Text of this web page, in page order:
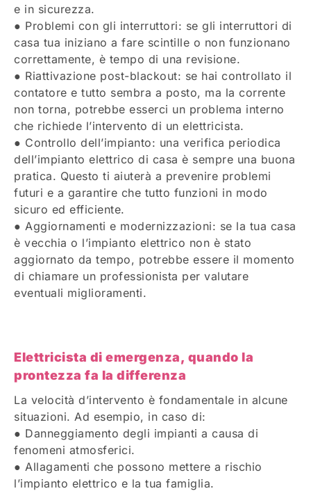
e in sicurezza.
● Problemi con gli interruttori: se gli interruttori di
casa tua iniziano a fare scintille o non funzionano
correttamente, è tempo di una revisione.
● Riattivazione post-blackout: se hai controllato il
contatore e tutto sembra a posto, ma la corrente
non torna, potrebbe esserci un problema interno
che richiede l’intervento di un elettricista.
● Controllo dell’impianto: una verifica periodica
dell’impianto elettrico di casa è sempre una buona
pratica. Questo ti aiuterà a prevenire problemi
futuri e a garantire che tutto funzioni in modo
sicuro ed efficiente.
● Aggiornamenti e modernizzazioni: se la tua casa
è vecchia o l’impianto elettrico non è stato
aggiornato da tempo, potrebbe essere il momento
di chiamare un professionista per valutare
eventuali miglioramenti.
Elettricista di emergenza, quando la
prontezza fa la differenza
La velocità d’intervento è fondamentale in alcune
situazioni. Ad esempio, in caso di:
● Danneggiamento degli impianti a causa di
fenomeni atmosferici.
● Allagamenti che possono mettere a rischio
l’impianto elettrico e la tua famiglia.